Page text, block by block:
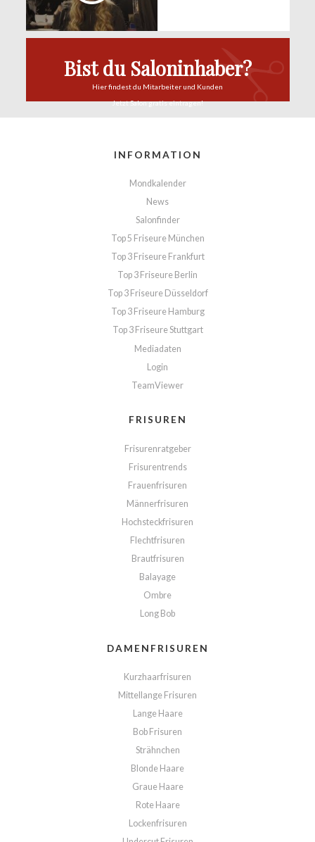
Bist du Saloninhaber?
Hier findest du Mitarbeiter und Kunden
Jetzt Salongratis eintragen!
INFORMATION
Mondkalender
News
Salonfinder
Top 5 Friseure München
Top 3 Friseure Frankfurt
Top 3 Friseure Berlin
Top 3 Friseure Düsseldorf
Top 3 Friseure Hamburg
Top 3 Friseure Stuttgart
Mediadaten
Login
TeamViewer
FRISUREN
Frisurenratgeber
Frisurentrends
Frauenfrisuren
Männerfrisuren
Hochsteckfrisuren
Flechtfrisuren
Brautfrisuren
Balayage
Ombre
Long Bob
DAMENFRISUREN
Kurzhaarfrisuren
Mittellange Frisuren
Lange Haare
Bob Frisuren
Strähnchen
Blonde Haare
Graue Haare
Rote Haare
Lockenfrisuren